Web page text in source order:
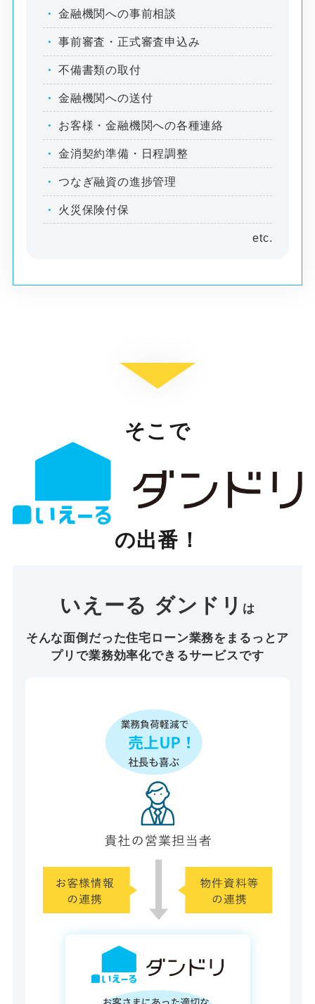
金融機関への事前相談
事前審査・正式審査申込み
不備書類の取付
金融機関への送付
お客様・金融機関への各種連絡
金消契約準備・日程調整
つなぎ融資の進捗管理
火災保険付保
そこで
の出番！
いえーる ダンドリ は
そんな面倒だった住宅ローン業務を まるっとア
プリで業務効率化できるサービスです